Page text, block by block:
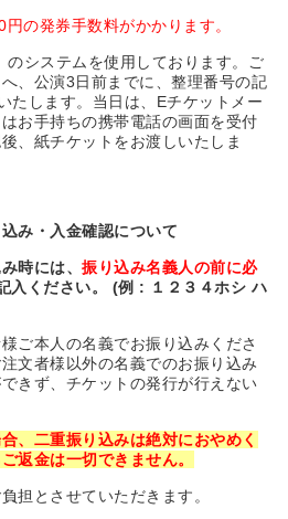
の発券手数料がかかります。
のシステムを使用しております。ご
、公演3日前までに、整理番号の記
たします。当日は、Eチケットメー
お手持ちの携帯電話の画面を受付
、紙チケットをお渡しいたしま
み・入金確認について
時には、振り込み名義人の前に必
入ください。 (例 : １２３４ホシ ハ
ご本人の名義でお振り込みくださ
文者様以外の名義でのお振り込み
きず、チケットの発行が行えない
、二重振り込みは絶対におやめく
返金は一切できません。
担とさせていただきます。